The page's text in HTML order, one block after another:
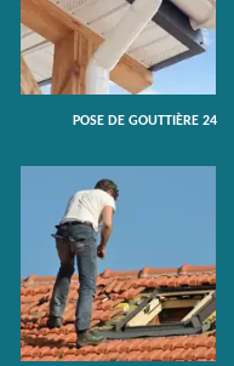
POSE DE GOUTTIÈRE 24